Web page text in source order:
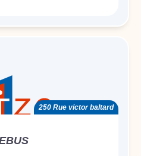
250 Rue victor baltard